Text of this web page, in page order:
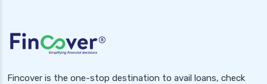
Fincover is the one-stop destination to avail loans, check